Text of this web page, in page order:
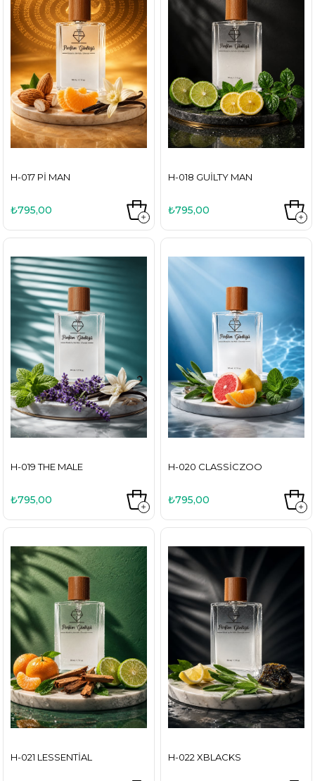
H-017 PI MAN
₺795,00
H-018 GUILTY MAN
₺795,00
H-019 THE MALE
₺795,00
H-020 CLASSICZOO
₺795,00
H-021 LESSENTIAL H-022 XBLACKS